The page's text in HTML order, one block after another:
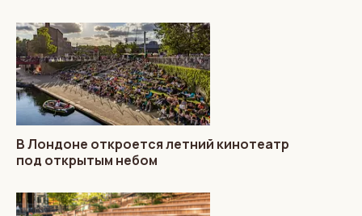
В Лондоне откроется летний кинотеатр
под открытым небом